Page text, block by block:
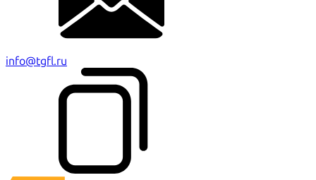
info@tgfl.ru